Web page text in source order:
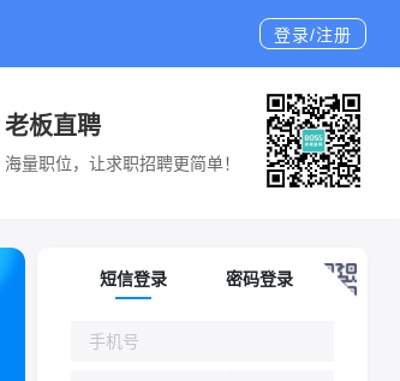
登录/注册
老板直聘
海量职位，让求职招聘更简单！
短信登录 密码登录